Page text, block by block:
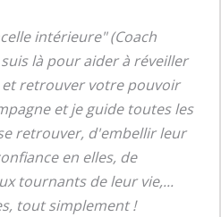
intérieure" (Coach
là pour aider à réveiller
retrouver votre pouvoir
et je guide toutes les
retrouver, d'embellir leur
en elles, de
tournants de leur vie,...
tout simplement !